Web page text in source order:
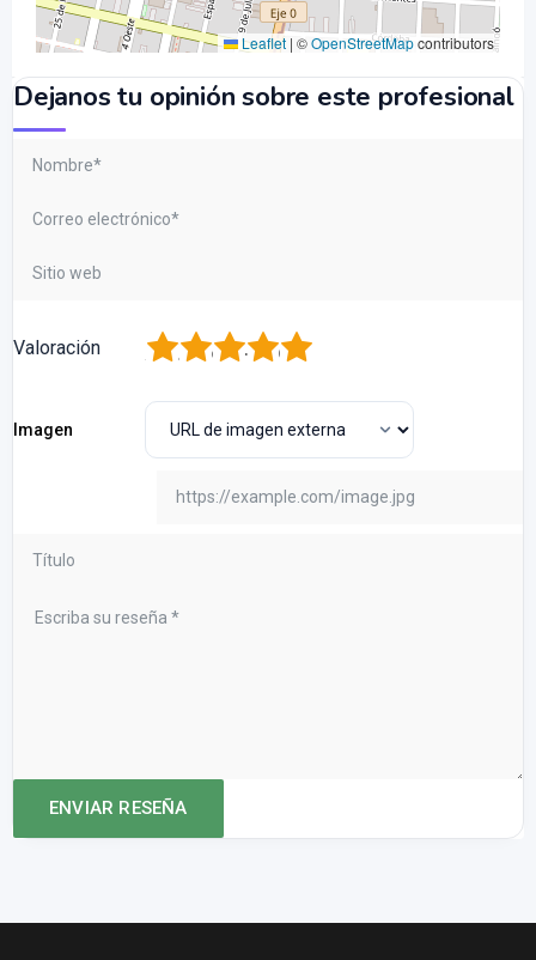
Leaflet | ©OpenStreetMapcontributors
Dejanos tu opinión sobre este profesional
Valoración 5
4
3
2
Imagen